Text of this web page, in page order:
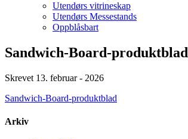
Utendørs vitrineskap
Utendørs Messestands
Oppblåsbart
Sandwich-Board-produktblad
Skrevet 13. februar - 2026
Sandwich-Board-produktblad
Arkiv